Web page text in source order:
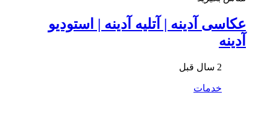
عکاسی آدینه | آتلیه آدینه | استودیو
آدینه
2 سال قبل
خدمات